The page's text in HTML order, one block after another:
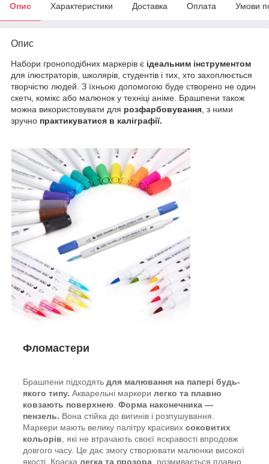
Опис Характеристики Доставка Оплата Умови
Опис
Набори гроноподібних маркерів є ідеальним інструментом
для ілюстраторів, школярів, студентів і тих, хто захоплюється
творчістю людей. З їхньою допомогою буде створено не один
скетч, комікс або малюнок у техніці аніме. Брашпени також
можна використовувати для розфарбовування , з ними
зручно практикуватися в каліграфії.
Фломастери
Брашпени підходять для малювання на папері будь-
якого типу. Акварельні маркери легко та плавно
ковзають поверхнею Форма наконечника —
пензель. Вона стійка до вигинів і розпушування.
Маркери мають велику палітру красивих соковитих
кольорів , які не втрачають своєї яскравості впродовж
довгого часу. Це дає змогу створювати малюнки високої
якості. Краска легка та прозора , розмивається плавно,